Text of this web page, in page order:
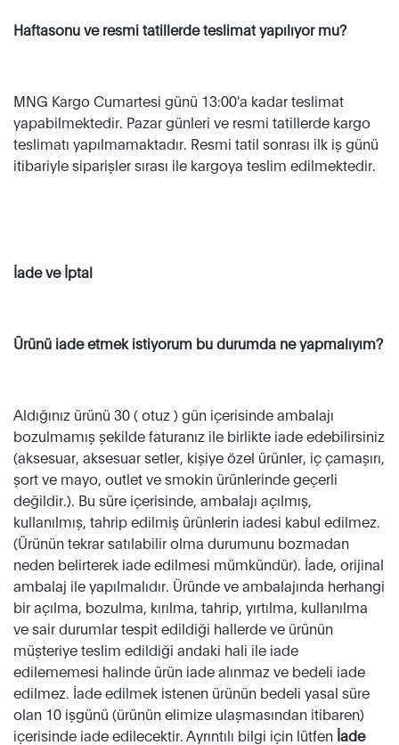
Haftasonu ve resmi tatillerde teslimat yapılıyor mu?
MNG Kargo Cumartesi günü 13:00'a kadar teslimat
yapabilmektedir. Pazar günleri ve resmi tatillerde kargo
teslimatı yapılmamaktadır. Resmi tatil sonrası ilk iş günü
itibariyle siparişler sırası ile kargoya teslim edilmektedir.
İade ve İptal
Ürünü iade etmek istiyorum bu durumda ne yapmalıyım?
Aldığınız ürünü 30 ( otuz ) gün içerisinde ambalajı
bozulmamış şekilde faturanız ile birlikte iade edebilirsiniz
(aksesuar, aksesuar setler, kişiye özel ürünler, iç çamaşırı,
şort ve mayo, outlet ve smokin ürünlerinde geçerli
değildir.). Bu süre içerisinde, ambalajı açılmış,
kullanılmış, tahrip edilmiş ürünlerin iadesi kabul edilmez.
(Ürünün tekrar satılabilir olma durumunu bozmadan
neden belirterek iade edilmesi mümkündür). İade, orijinal
ambalaj ile yapılmalıdır. Üründe ve ambalajında herhangi
bir açılma, bozulma, kırılma, tahrip, yırtılma, kullanılma
ve sair durumlar tespit edildiği hallerde ve ürünün
müşteriye teslim edildiği andaki hali ile iade
edilememesi halinde ürün iade alınmaz ve bedeli iade
edilmez. İade edilmek istenen ürünün bedeli yasal süre
olan 10 işgünü (ürünün elimize ulaşmasından itibaren)
içerisinde iade edilecektir. Ayrıntılı bilgi için lütfen İade